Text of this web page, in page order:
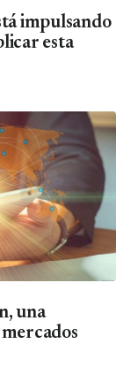
impulsando
esta
una